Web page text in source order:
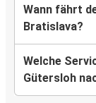
Wann fährt
Bratislava?
Welche
Gütersloh